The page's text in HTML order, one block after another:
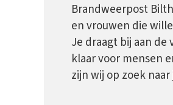
Brandweerpost
en vrouwen die
Je draagt bij aan
klaar voor mensen
zijn wij op zoek naar